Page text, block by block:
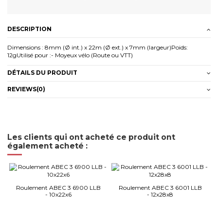
DESCRIPTION
Dimensions : 8mm (Ø int.) x 22m (Ø ext.) x 7mm (largeur)Poids:
12gUtilisé pour :- Moyeux vélo (Route ou VTT)
DÉTAILS DU PRODUIT
REVIEWS(0)
Les clients qui ont acheté ce produit ont
également acheté :
Roulement ABEC 3 6900 LLB
- 10x22x6
Roulement ABEC 3 6001 LLB
- 12x28x8